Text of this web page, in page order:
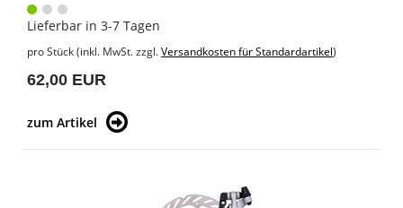
Lieferbar in 3-7 Tagen
pro Stück (inkl. MwSt. zzgl.Versandkosten für Standardartikel)
62,00 EUR
zum Artikel